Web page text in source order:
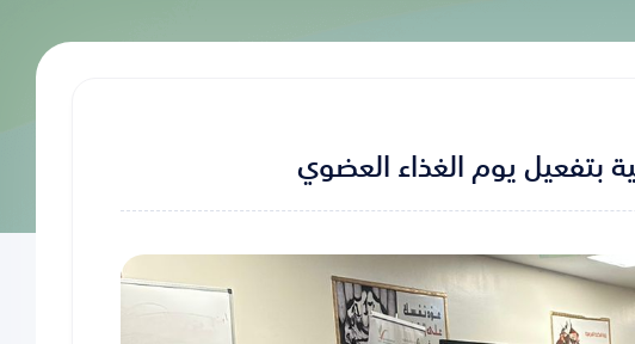
بتفعيل يوم الغذاء العضوي